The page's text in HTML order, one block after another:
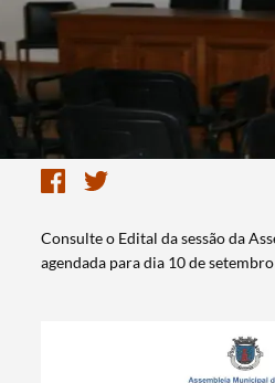
Consulte o Edital da sessão da
agendada para dia 10 de